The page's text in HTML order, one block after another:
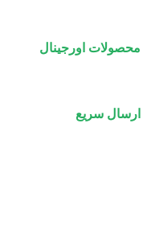
محصولات اورجینال
ارسال سریع